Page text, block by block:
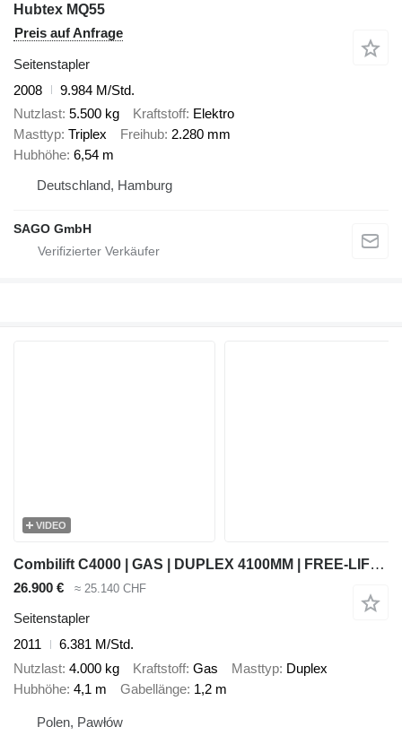
Hubtex MQ55
Preis auf Anfrage
Seitenstapler
2008
9.984 M/Std.
Nutzlast 5.500 kg Kraftstoff Elektro
Masttyp Triplex Freihub 2.280 mm
Hubhöhe 6,54 m
Deutschland, Hamburg
SAGO GmbH
VIDEO
Combilift C4000 | GAS | DUPLEX 4100MM | FREE-LIFT | FORK-POSITIONER | FULL
26.900 € ≈ 25.140 CHF
Seitenstapler
2011
6.381 M/Std.
Nutzlast 4.000 kg Kraftstoff Gas Masttyp Duplex
Hubhöhe 4,1 m Gabellänge 1,2 m
Polen, Pawłów